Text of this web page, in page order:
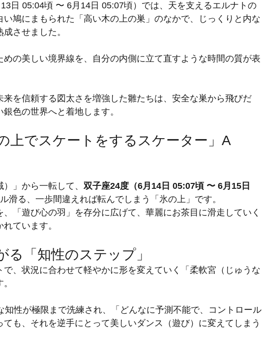
日 05:04頃 〜 6月14日 05:07頃）では、天を支えるエルナトの
鳩にまもられた「高い木の上の巣」のなかで、じっくりと内な
させました。
の美しい境界線を、自分の内側に立て直すような時間の質が表
来を信頼する図太さを増強した雛たちは、安全な巣から飛びだ
色の世界へと着地します。
上でスケートをするスケーター」A
」から一転して、 双子座24度（6月14日 05:07頃 〜 6月15日
滑る、一歩間違えれば転んでしまう「氷の上」です。
「遊び心の羽」を存分に広げて、華麗にお茶目に滑走していく
ています。
る「知性のステップ」
、状況に合わせて軽やかに形を変えていく「柔軟宮（じゅうな
知性が極限まで洗練され、「どんなに予測不能で、コントロール
も、それを逆手にとって美しいダンス（遊び）に変えてしまう